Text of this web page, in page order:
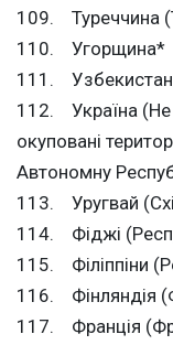
109. Туреччина
110. Угорщина*
111. Узбекистан
112. Україна
окуповані
Автономну
113. Уругвай
114. Фіджі
115. Філіппіни
116. Фінляндія
117. Франція